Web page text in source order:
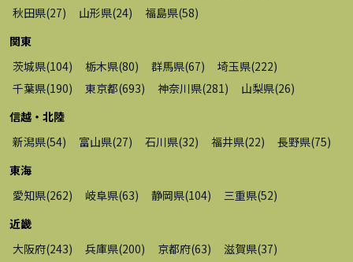
秋田県(27) 山形県(24) 福島県(58)
関東
茨城県(104) 栃木県(80) 群馬県(67) 埼玉県(222)
千葉県(190) 東京都(693) 神奈川県(281) 山梨県(26)
信越・北陸
新潟県(54) 富山県(27) 石川県(32) 福井県(22) 長野県(75)
東海
愛知県(262) 岐阜県(63) 静岡県(104) 三重県(52)
近畿
大阪府(243) 兵庫県(200) 京都府(63) 滋賀県(37)